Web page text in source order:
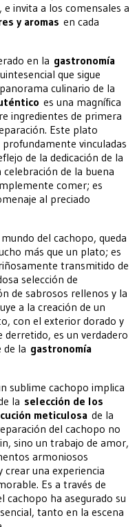
e invita a los comensales a
y aromas en cada
en la gastronomía
que sigue
culinario de la
es una magnífica
ingredientes de primera
Este plato
vinculadas
de la dedicación de la
celebración de la buena
comer; es
al preciado
del cachopo, queda
más que un plato; es
transmitido de
selección de
de sabrosos rellenos y la
a la creación de un
con el exterior dorado y
es un verdadero
de la gastronomía
sublime cachopo implica
la selección de los
meticulosa de la
del cachopo no
sino un trabajo de amor,
armoniosos
una experiencia
Es a través de
cachopo ha asegurado su
tanto en la escena